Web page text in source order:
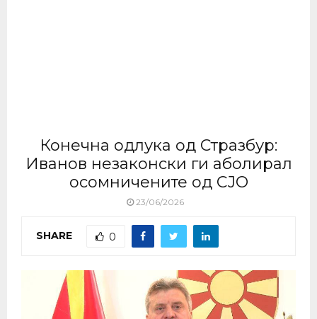
Конечна одлука од Стразбур:
Иванов незаконски ги аболирал
осомничените од СЈО
23/06/2026
SHARE 0